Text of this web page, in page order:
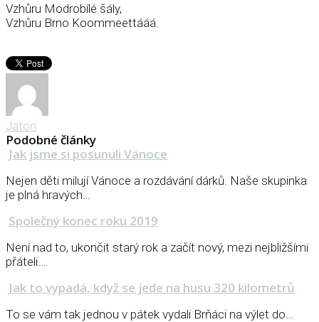
Vzhůru Modrobílé šály,
Vzhůru Brno Koommeettááá.
Jaton
Podobné články
Jak jsme si posunuli Vánoce
Nejen děti milují Vánoce a rozdávání dárků. Naše skupinka
je plná hravých…
Společný konec roku 2019
Není nad to, ukončit starý rok a začít nový, mezi nejbližšími
přáteli.…
Jak to vypadá, když se jede na husu 320 kilometrů
To se vám tak jednou v pátek vydali Brňáci na výlet do…